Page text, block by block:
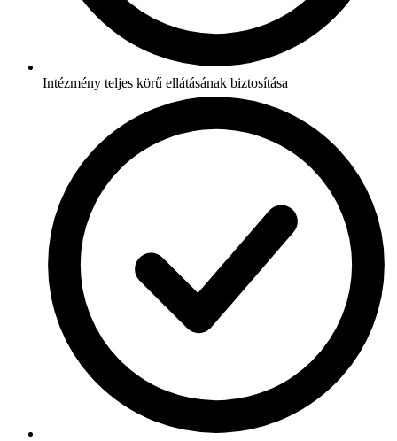
Intézmény teljes körű ellátásának biztosítása